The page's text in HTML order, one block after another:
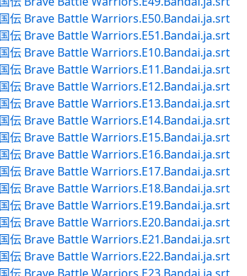
伝 Brave Battle Warriors.E50.Bandai.ja.srt
伝 Brave Battle Warriors.E51.Bandai.ja.srt
伝 Brave Battle Warriors.E10.Bandai.ja.srt
伝 Brave Battle Warriors.E11.Bandai.ja.srt
伝 Brave Battle Warriors.E12.Bandai.ja.srt
伝 Brave Battle Warriors.E13.Bandai.ja.srt
伝 Brave Battle Warriors.E14.Bandai.ja.srt
伝 Brave Battle Warriors.E15.Bandai.ja.srt
伝 Brave Battle Warriors.E16.Bandai.ja.srt
伝 Brave Battle Warriors.E17.Bandai.ja.srt
伝 Brave Battle Warriors.E18.Bandai.ja.srt
伝 Brave Battle Warriors.E19.Bandai.ja.srt
伝 Brave Battle Warriors.E20.Bandai.ja.srt
伝 Brave Battle Warriors.E21.Bandai.ja.srt
伝 Brave Battle Warriors.E22.Bandai.ja.srt